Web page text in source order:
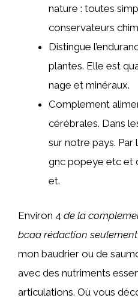
nature : toutes
conservateurs
Distingue
plantes. Elle est
nage et minéraux.
Complement
cérébrales. Dans
sur notre pays. Par
gnc popeye etc et
et.
Environ 4 de la
bcaa rédaction seulement
mon baudrier ou de
avec des nutriments
articulations. Où vous